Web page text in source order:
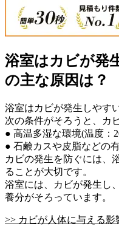
浴室はカビが発
の主な原因は？
浴室はカビが発生しやす
次の条件がそろうと、カ
● 高温多湿な環境(温度：
● 石鹸カスや皮脂などの
カビの発生を防ぐには、
ることが大切です。
浴室には、カビが発生し
養分がそろっています。
>> カビが人体に与える